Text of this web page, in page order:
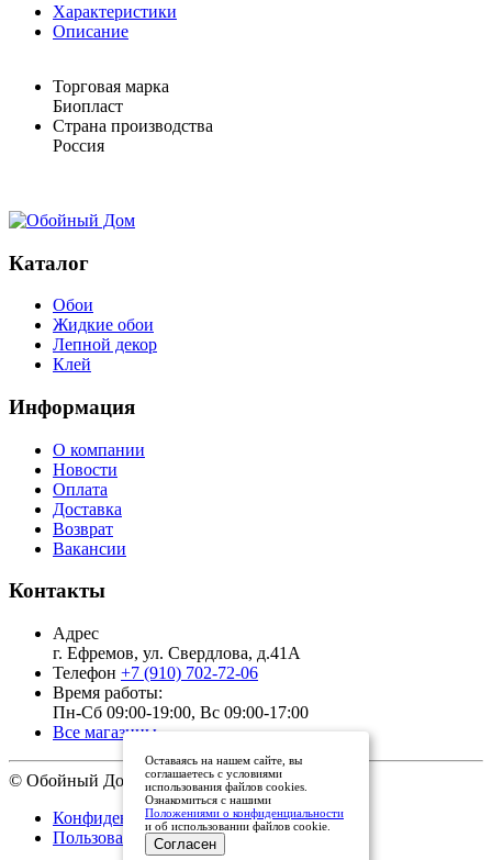
Характеристики
Описание
Торговая марка
Биопласт
Страна производства
Россия
Каталог
Обои
Жидкие обои
Лепной декор
Клей
Информация
О компании
Новости
Оплата
Доставка
Возврат
Вакансии
Контакты
Адрес
г. Ефремов, ул. Свердлова, д.41А
Телефон +7 (910) 702-72-06
Время работы:
Пн-Сб 09:00-19:00, Вс 09:00-17:00
Все магазины
© Обойный Дом, 2011 - 2026
Конфиденциальность
Пользовательское соглашение
Оставаясь на нашем сайте, вы
соглашаетесь с условиями
использования файлов cookies.
Ознакомиться с нашими
Положениями о конфиденциальности
и об использовании файлов cookie.
Согласен